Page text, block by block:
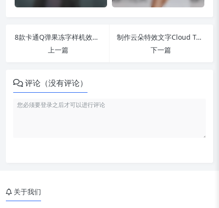
8款卡通Q弹果冻字样机效果特效PSD图层素材
上一篇
制作云朵特效文字Cloud Text – Photoshop Action 动作预设
下一篇
评论（没有评论）
关于我们